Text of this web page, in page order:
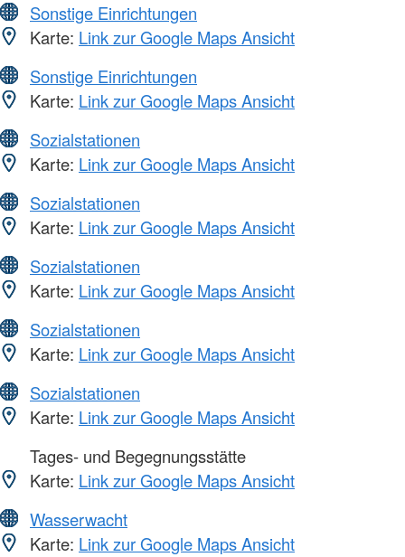
Sonstige Einrichtungen
Karte: Link zur Google Maps Ansicht
Sonstige Einrichtungen
Karte: Link zur Google Maps Ansicht
Sozialstationen
Karte: Link zur Google Maps Ansicht
Sozialstationen
Karte: Link zur Google Maps Ansicht
Sozialstationen
Karte: Link zur Google Maps Ansicht
Sozialstationen
Karte: Link zur Google Maps Ansicht
Sozialstationen
Karte: Link zur Google Maps Ansicht
Tages- und Begegnungsstätte
Karte: Link zur Google Maps Ansicht
Wasserwacht
Karte: Link zur Google Maps Ansicht